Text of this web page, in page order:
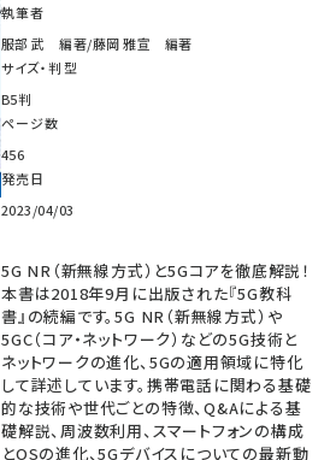
執筆者
服部 武 編著/藤岡 雅宣 編著
サイズ・判型
B5判
ページ数
456
発売日
2023/04/03
5G NR（新無線方式）と5Gコアを徹底解説！
本書は2018年9月に出版された『5G教科
書』の続編です。5G NR（新無線方式）や
5GC（コア・ネットワーク）などの5G技術と
ネットワークの進化、5Gの適用領域に特化
して詳述しています。携帯電話に関わる基礎
的な技術や世代ごとの特徴、Q&Aによる基
礎解説、周波数利用、スマートフォンの構成
とOSの進化、5Gデバイスについての最新動